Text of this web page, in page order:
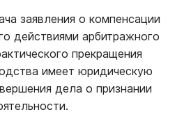
заявления о компенсации
действиями арбитражного
прекращения
имеет юридическую
дела о признании